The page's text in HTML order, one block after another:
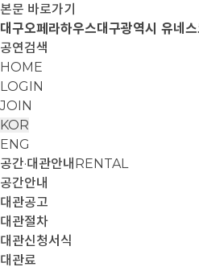
본문 바로가기
대구오페라하우스대구광역시 유네
공연검색
HOME
LOGIN
JOIN
KOR
ENG
공간·대관안내 RENTAL
공간안내
대관공고
대관절차
대관신청서식
대관료